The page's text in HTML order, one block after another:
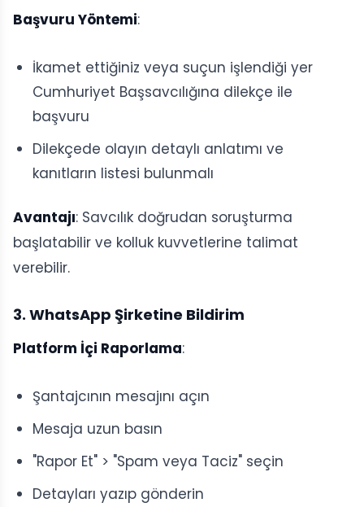
Başvuru Yöntemi:
İkamet ettiğiniz veya suçun işlendiği yer
Cumhuriyet Başsavcılığına dilekçe ile
başvuru
Dilekçede olayın detaylı anlatımı ve
kanıtların listesi bulunmalı
Avantajı: Savcılık doğrudan soruşturma
başlatabilir ve kolluk kuvvetlerine talimat
verebilir.
3. WhatsApp Şirketine Bildirim
Platform İçi Raporlama:
Şantajcının mesajını açın
Mesaja uzun basın
"Rapor Et" > "Spam veya Taciz" seçin
Detayları yazıp gönderin